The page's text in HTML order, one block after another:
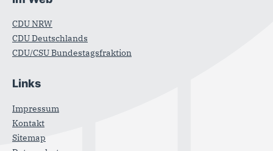
CDU NRW
CDU Deutschlands
CDU/CSU Bundestagsfraktion
Links
Impressum
Kontakt
Sitemap